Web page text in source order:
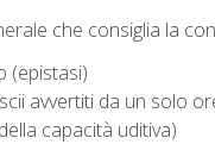
che consiglia la
(epistasi)
avvertiti da un solo
capacità uditiva)